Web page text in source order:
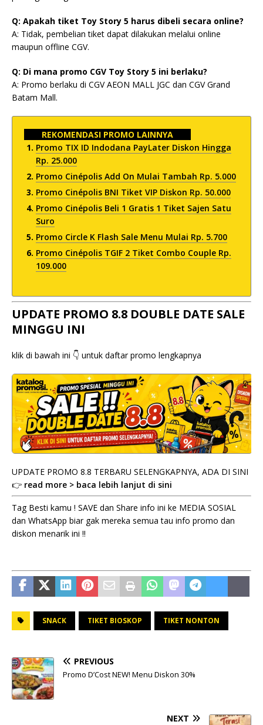
Q: Apakah tiket Toy Story 5 harus dibeli secara online?
A: Tidak, pembelian tiket dapat dilakukan melalui online
maupun offline CGV.
Q: Di mana promo CGV Toy Story 5 ini berlaku?
A: Promo berlaku di CGV AEON MALL JGC dan CGV Grand
Batam Mall.
REKOMENDASI PROMO LAINNYA
Promo TIX ID Indodana PayLater Diskon Hingga
Rp. 25.000
Promo Cinépolis Add On Mulai Tambah Rp. 5.000
Promo Cinépolis BNI Tiket VIP Diskon Rp. 50.000
Promo Cinépolis Beli 1 Gratis 1 Tiket Sajen Satu
Suro
Promo Circle K Flash Sale Menu Mulai Rp. 5.700
Promo Cinépolis TGIF 2 Tiket Combo Couple Rp.
109.000
UPDATE PROMO 8.8 DOUBLE DATE SALE
MINGGU INI
klik di bawah ini 👇 untuk daftar promo lengkapnya
UPDATE PROMO 8.8 TERBARU SELENGKAPNYA, ADA DI SINI
👉 read more > baca lebih lanjut di sini
Tag Besti kamu ! SAVE dan Share info ini ke MEDIA SOSIAL
dan WhatsApp biar gak mereka semua tau info promo dan
diskon menarik ini !!
SNACK TIKET BIOSKOP TIKET NONTON
PREVIOUS
Promo D’Cost NEW! Menu Diskon 30%
NEXT